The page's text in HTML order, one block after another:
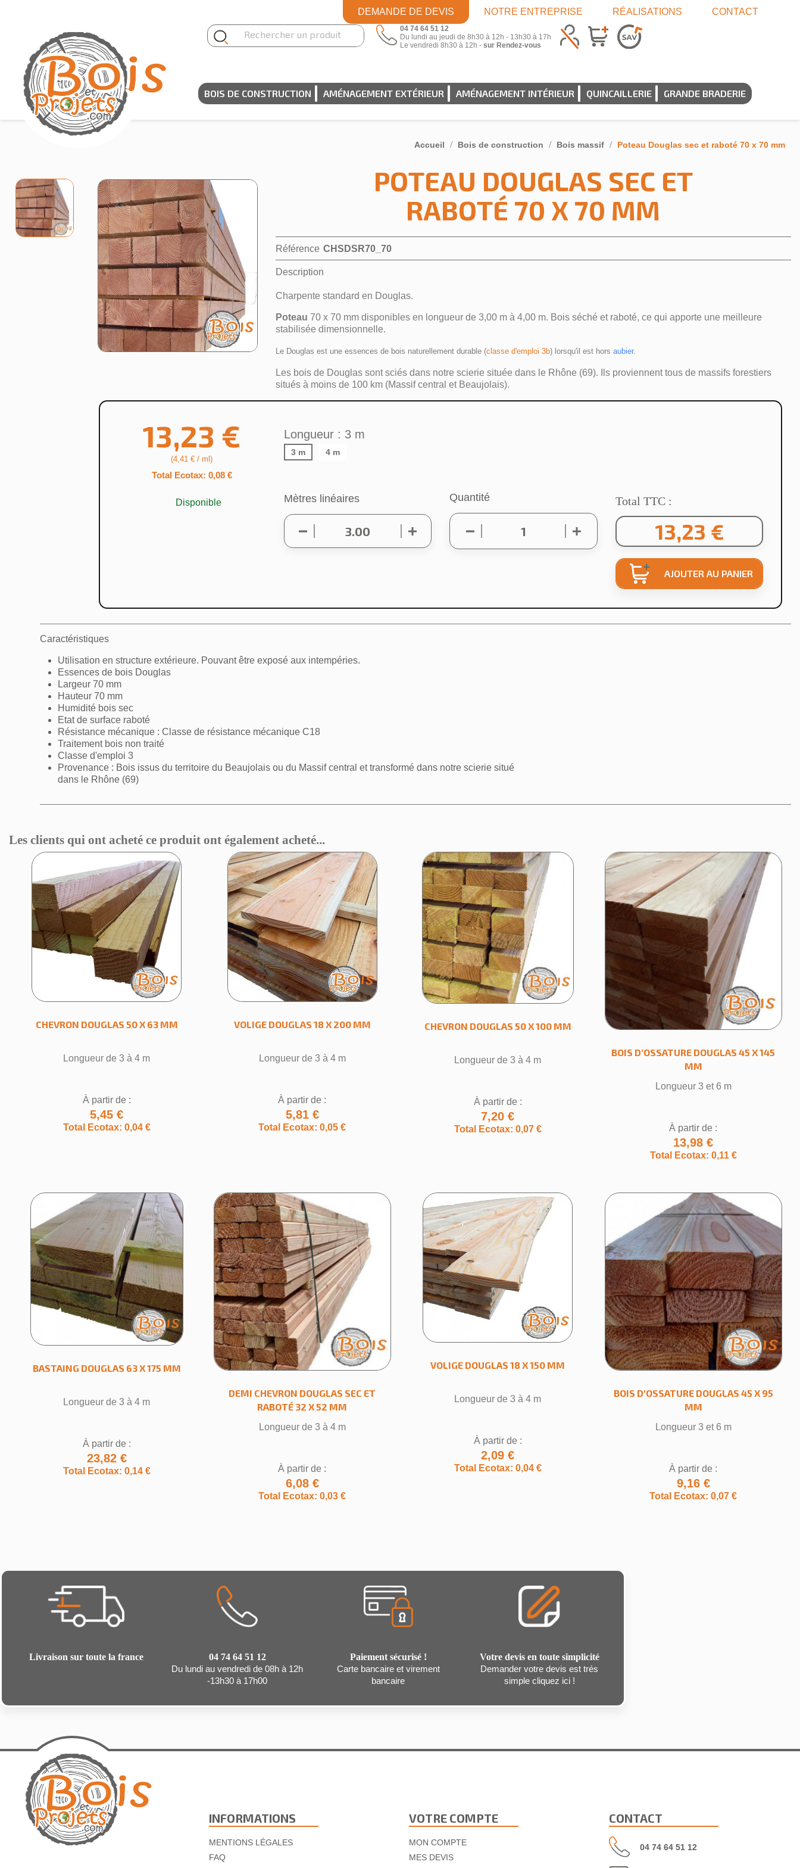
DEMANDE DE DEVIS NOTRE ENTREPRISE RÉALISATIONS CONTACT
04 74 64 51 12
Du lundi au jeudi de 8h30 à 12h - 13h30 à 17h
Le vendredi 8h30 à 12h - sur Rendez-vous
BOIS DE CONSTRUCTION AMÉNAGEMENT EXTÉRIEUR AMÉNAGEMENT INTÉRIEUR QUINCAILLERIE GRANDE BRADERIE
Accueil Bois de construction Bois massif Poteau Douglas sec et raboté 70 x 70 mm
POTEAU DOUGLAS SEC ET
RABOTÉ 70 X 70 MM
Référence CHSDSR70_70
Description
Charpente standard en Douglas.
Poteau 70 x 70 mm disponibles en longueur de 3,00 m à 4,00 m. Bois séché et raboté, ce qui apporte une meilleure
stabilisée dimensionnelle.
Le Douglas est une essences de bois naturellement durable (classe d'emploi 3b) lorsqu'il est hors aubier.
Les bois de Douglas sont sciés dans notre scierie située dans le Rhône (69). Ils proviennent tous de massifs forestiers
situés à moins de 100 km (Massif central et Beaujolais).
13,23 €
(4,41 € / ml)
Total Ecotax: 0,08 €
Disponible
Longueur : 3 m
3 m 4 m
Mètres linéaires Quantité Total TTC :
13,23 €
AJOUTER AU PANIER
Caractéristiques
Utilisation en structure extérieure. Pouvant être exposé aux intempéries.
Essences de bois Douglas
Largeur 70 mm
Hauteur 70 mm
Humidité bois sec
Etat de surface raboté
Résistance mécanique : Classe de résistance mécanique C18
Traitement bois non traité
Classe d'emploi 3
Provenance : Bois issus du territoire du Beaujolais ou du Massif central et transformé dans notre scierie situé
dans le Rhône (69)
Les clients qui ont acheté ce produit ont également acheté...
CHEVRON DOUGLAS 50 X 63 MM
Longueur de 3 à 4 m
À partir de :
5,45 €
Total Ecotax: 0,04 €
VOLIGE DOUGLAS 18 X 200 MM
Longueur de 3 à 4 m
À partir de :
5,81 €
Total Ecotax: 0,05 €
CHEVRON DOUGLAS 50 X 100 MM
Longueur de 3 à 4 m
À partir de :
7,20 €
Total Ecotax: 0,07 €
BOIS D'OSSATURE DOUGLAS 45 X 145
MM
Longueur 3 et 6 m
À partir de :
13,98 €
Total Ecotax: 0,11 €
BASTAING DOUGLAS 63 X 175 MM
Longueur de 3 à 4 m
À partir de :
23,82 €
Total Ecotax: 0,14 €
DEMI CHEVRON DOUGLAS SEC ET
RABOTÉ 32 X 52 MM
Longueur de 3 à 4 m
À partir de :
6,08 €
Total Ecotax: 0,03 €
VOLIGE DOUGLAS 18 X 150 MM
Longueur de 3 à 4 m
À partir de :
2,09 €
Total Ecotax: 0,04 €
BOIS D'OSSATURE DOUGLAS 45 X 95
MM
Longueur 3 et 6 m
À partir de :
9,16 €
Total Ecotax: 0,07 €
Livraison sur toute la france
04 74 64 51 12
Du lundi au vendredi de 08h à 12h
-13h30 à 17h00
Paiement sécurisé !
Carte bancaire et virement
bancaire
Votre devis en toute simplicité
Demander votre devis est trés
simple cliquez ici !
INFORMATIONS
MENTIONS LÉGALES
FAQ
VOTRE COMPTE
MON COMPTE
MES DEVIS
CONTACT
04 74 64 51 12
Créer une liste d'envies ×